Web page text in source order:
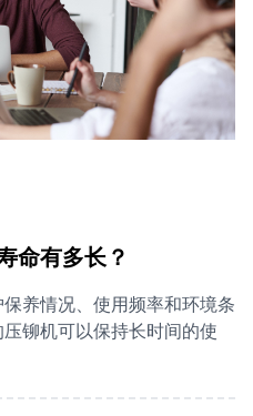
命有多长？
养情况、使用频率和环境条
铆机可以保持长时间的使